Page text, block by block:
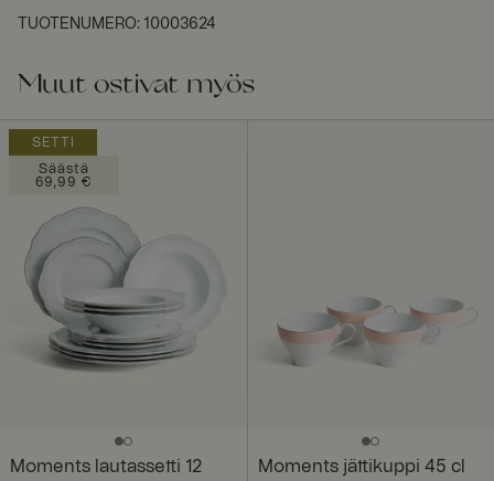
TUOTENUMERO: 10003624
Muut ostivat myös
SETTI
Säästä
69,99 €
Moments lautassetti 12 Moments jättikuppi 45 cl